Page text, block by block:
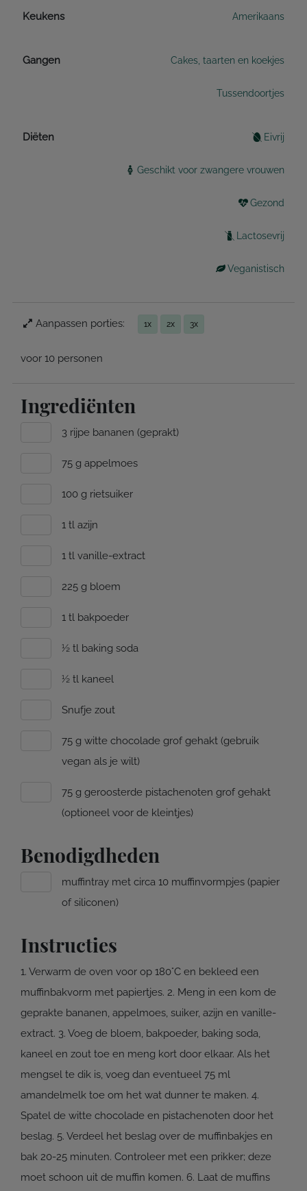
Keukens Amerikaans
Gangen Cakes, taarten en koekjes
Tussendoortjes
Diëten Eivrij
Geschikt voor zwangere vrouwen
Gezond
Lactosevrij
Veganistisch
Aanpassen porties: 1x 2x 3x
voor 10 personen
Ingrediënten
3 rijpe bananen (geprakt)
75 g appelmoes
100 g rietsuiker
1 tl azijn
1 tl vanille-extract
225 g bloem
1 tl bakpoeder
½ tl baking soda
½ tl kaneel
Snufje zout
75 g witte chocolade grof gehakt (gebruik
vegan als je wilt)
75 g geroosterde pistachenoten grof gehakt
(optioneel voor de kleintjes)
Benodigdheden
muffintray met circa 10 muffinvormpjes (papier
of siliconen)
Instructies
1. Verwarm de oven voor op 180°C en bekleed een
muffinbakvorm met papiertjes. 2. Meng in een kom de
geprakte bananen, appelmoes, suiker, azijn en vanille-
extract. 3. Voeg de bloem, bakpoeder, baking soda,
kaneel en zout toe en meng kort door elkaar. Als het
mengsel te dik is, voeg dan eventueel 75 ml
amandelmelk toe om het wat dunner te maken. 4.
Spatel de witte chocolade en pistachenoten door het
beslag. 5. Verdeel het beslag over de muffinbakjes en
bak 20-25 minuten. Controleer met een prikker; deze
moet schoon uit de muffin komen. 6. Laat de muffins